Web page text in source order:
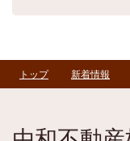
トップ 新着情報